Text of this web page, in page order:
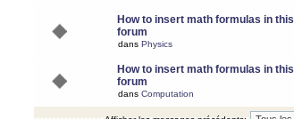
How to insert math formulas in this
forum
dans Physics
How to insert math formulas in this
forum
dans Computation